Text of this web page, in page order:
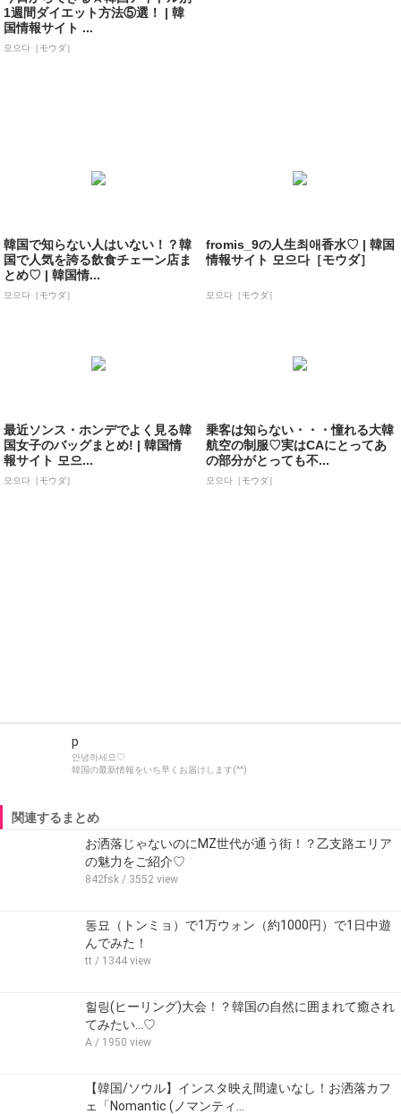
1週間ダイエット方法⑤選！ | 韓
国情報サイト ...
모으다［モウダ］
韓国で知らない人はいない！？韓
国で人気を誇る飲食チェーン店ま
とめ♡ | 韓国情...
모으다［モウダ］
fromis_9の人生최애香水♡ | 韓国
情報サイト 모으다［モウダ］
모으다［モウダ］
最近ソンス・ホンデでよく見る韓
国女子のバッグまとめ! | 韓国情
報サイト 모으...
모으다［モウダ］
乗客は知らない・・・憧れる大韓
航空の制服♡実はCAにとってあ
の部分がとっても不...
모으다［モウダ］
p
안녕하세요♡
韓国の最新情報をいち早くお届けします(^^)
関連するまとめ
お洒落じゃないのにMZ世代が通う街！？乙支路エリア
の魅力をご紹介♡
842fsk / 3552 view
동묘（トンミョ）で1万ウォン（約1000円）で1日中遊
んでみた！
tt / 1344 view
힐링(ヒーリング)大会！？韓国の自然に囲まれて癒され
てみたい...♡
A / 1950 view
【韓国/ソウル】インスタ映え間違いなし！お洒落カフ
ェ「Nomantic (ノマンティ…